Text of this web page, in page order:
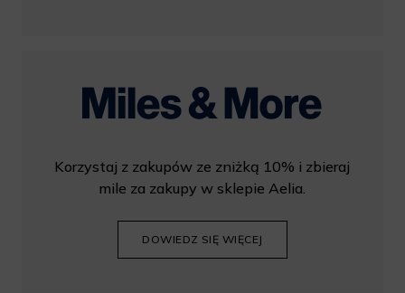
Korzystaj z zakupów ze zniżką 10% i zbieraj
mile za zakupy w sklepie Aelia.
DOWIEDZ SIĘ WIĘCEJ